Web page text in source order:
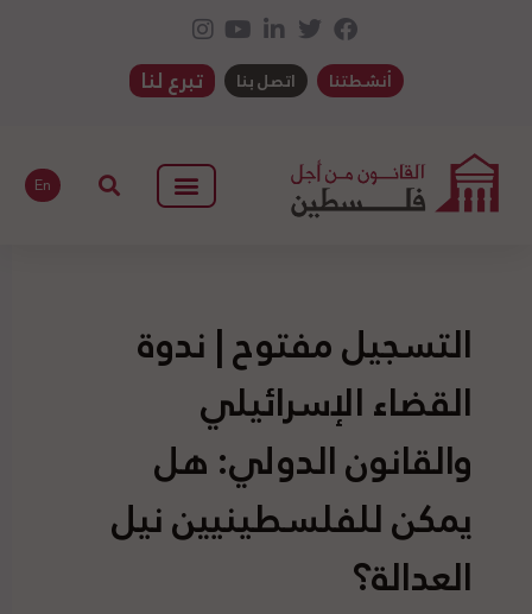
أنشطتنا اتصل بنا تبرع لنا
En
التسجيل مفتوح | ندوة
القضاء الإسرائيلي
والقانون الدولي: هل
يمكن للفلسطينيين نيل
العدالة؟